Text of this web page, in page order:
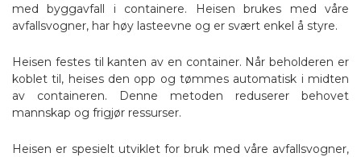
med byggavfall i containere. Heisen brukes med våre
avfallsvogner, har høy lasteevne og er svært enkel å styre.
Heisen festes til kanten av en container. Når beholderen er
koblet til, heises den opp og tømmes automatisk i midten
av containeren. Denne metoden reduserer behovet
mannskap og frigjør ressurser.
Heisen er spesielt utviklet for bruk med våre avfallsvogner,